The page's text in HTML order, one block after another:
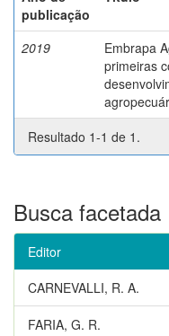
publicação
2019
Embrapa
primeiras
Resultado 1-1 de 1.
Busca facetada
Editor
CARNEVALLI, R. A.
FARIA, G. R.